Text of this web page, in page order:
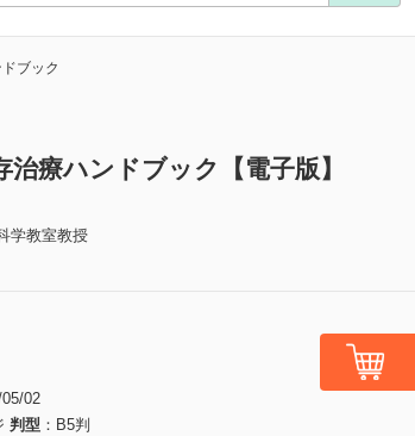
ブック
治療ハンドブック【電子版】
学教室教授
02
判型
B5判